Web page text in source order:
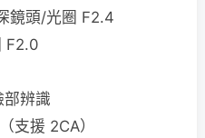
鏡頭/光圈 F2.4
F2.0
辨識
支援 2CA）